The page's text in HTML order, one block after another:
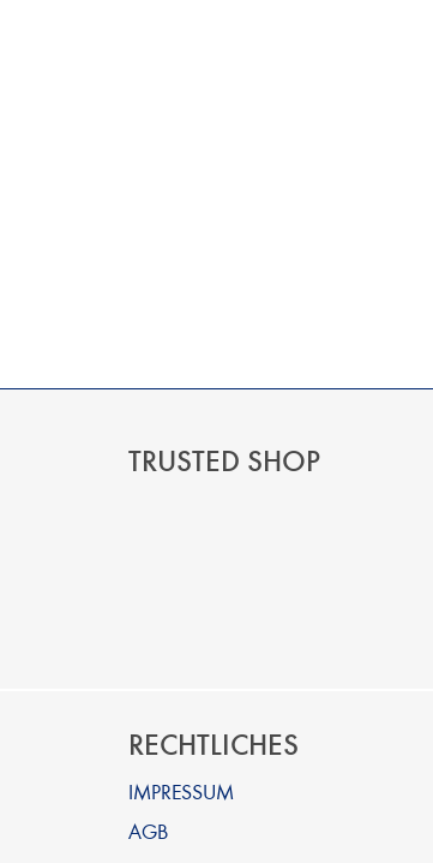
TRUSTED SHOP
RECHTLICHES
IMPRESSUM
AGB